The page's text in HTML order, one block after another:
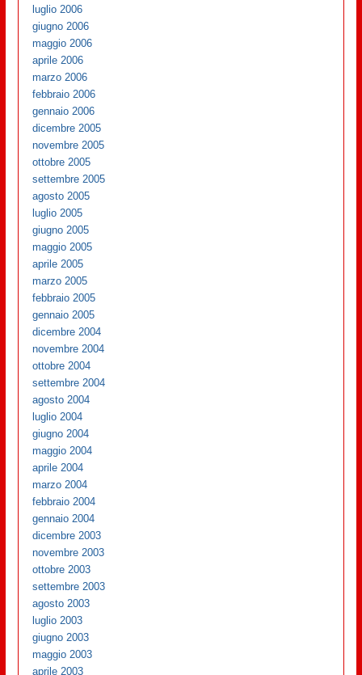
luglio 2006
giugno 2006
maggio 2006
aprile 2006
marzo 2006
febbraio 2006
gennaio 2006
dicembre 2005
novembre 2005
ottobre 2005
settembre 2005
agosto 2005
luglio 2005
giugno 2005
maggio 2005
aprile 2005
marzo 2005
febbraio 2005
gennaio 2005
dicembre 2004
novembre 2004
ottobre 2004
settembre 2004
agosto 2004
luglio 2004
giugno 2004
maggio 2004
aprile 2004
marzo 2004
febbraio 2004
gennaio 2004
dicembre 2003
novembre 2003
ottobre 2003
settembre 2003
agosto 2003
luglio 2003
giugno 2003
maggio 2003
aprile 2003